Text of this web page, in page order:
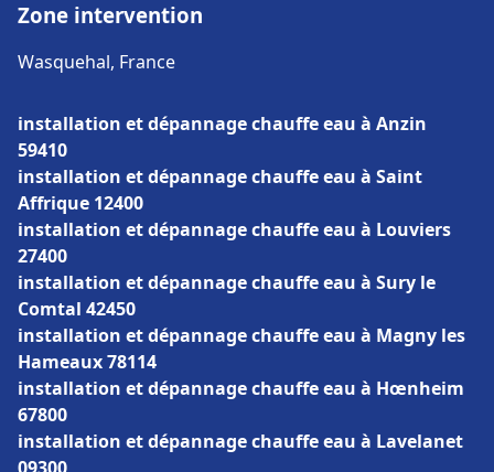
Zone intervention
Wasquehal, France
installation et dépannage chauffe eau à Anzin
59410
installation et dépannage chauffe eau à Saint
Affrique 12400
installation et dépannage chauffe eau à Louviers
27400
installation et dépannage chauffe eau à Sury le
Comtal 42450
installation et dépannage chauffe eau à Magny les
Hameaux 78114
installation et dépannage chauffe eau à Hœnheim
67800
installation et dépannage chauffe eau à Lavelanet